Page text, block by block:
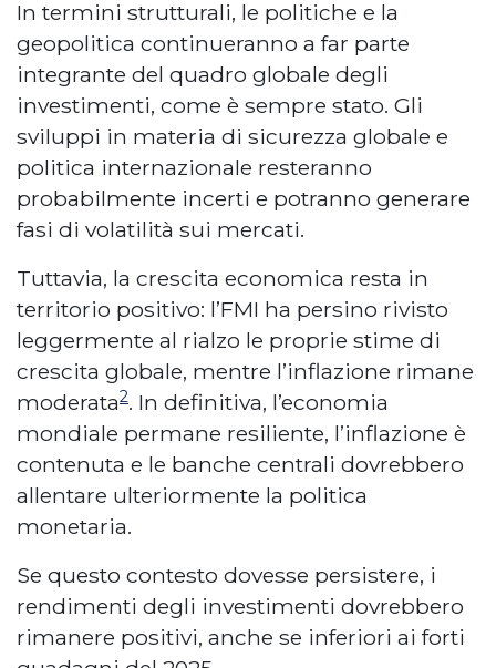
In termini strutturali, le politiche e la
geopolitica continueranno a far parte
integrante del quadro globale degli
investimenti, come è sempre stato. Gli
sviluppi in materia di sicurezza globale e
politica internazionale resteranno
probabilmente incerti e potranno generare
fasi di volatilità sui mercati.
Tuttavia, la crescita economica resta in
territorio positivo: l’FMI ha persino rivisto
leggermente al rialzo le proprie stime di
crescita globale, mentre l’inflazione rimane
moderata2. In definitiva, l’economia
mondiale permane resiliente, l’inflazione è
contenuta e le banche centrali dovrebbero
allentare ulteriormente la politica
monetaria.
Se questo contesto dovesse persistere, i
rendimenti degli investimenti dovrebbero
rimanere positivi, anche se inferiori ai forti